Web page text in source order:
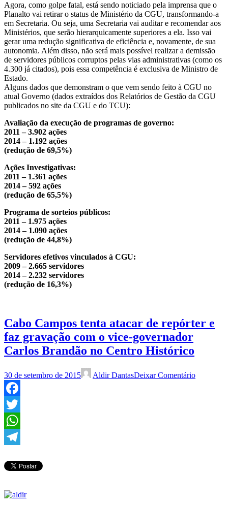
Agora, como golpe fatal, está sendo noticiado pela imprensa que o
Planalto vai retirar o status de Ministério da CGU, transformando-a
em Secretaria. Ou seja, uma Secretaria vai auditar e recomendar aos
Ministérios, que serão hierarquicamente superiores a ela. Isso vai
gerar uma redução significativa de eficiência e, novamente, de sua
autonomia. Além disso, não será mais possível realizar a demissão
de servidores públicos corruptos pelas vias administrativas (como os
4.300 já citados), pois essa competência é exclusiva de Ministro de
Estado.
Alguns dados que demonstram o que vem sendo feito à CGU no
atual Governo (dados extraídos dos Relatórios de Gestão da CGU
publicados no site da CGU e do TCU):
Avaliação da execução de programas de governo:
2011 – 3.902 ações
2014 – 1.192 ações
(redução de 69,5%)
Ações Investigativas:
2011 – 1.361 ações
2014 – 592 ações
(redução de 65,5%)
Programa de sorteios públicos:
2011 – 1.975 ações
2014 – 1.090 ações
(redução de 44,8%)
Servidores efetivos vinculados à CGU:
2009 – 2.665 servidores
2014 – 2.232 servidores
(redução de 16,3%)
Cabo Campos tenta atacar de repórter e
faz gravação com o vice-governador
Carlos Brandão no Centro Histórico
30 de setembro de 2015 Aldir DantasDeixar Comentário
Facebook
Twitter
WhatsApp